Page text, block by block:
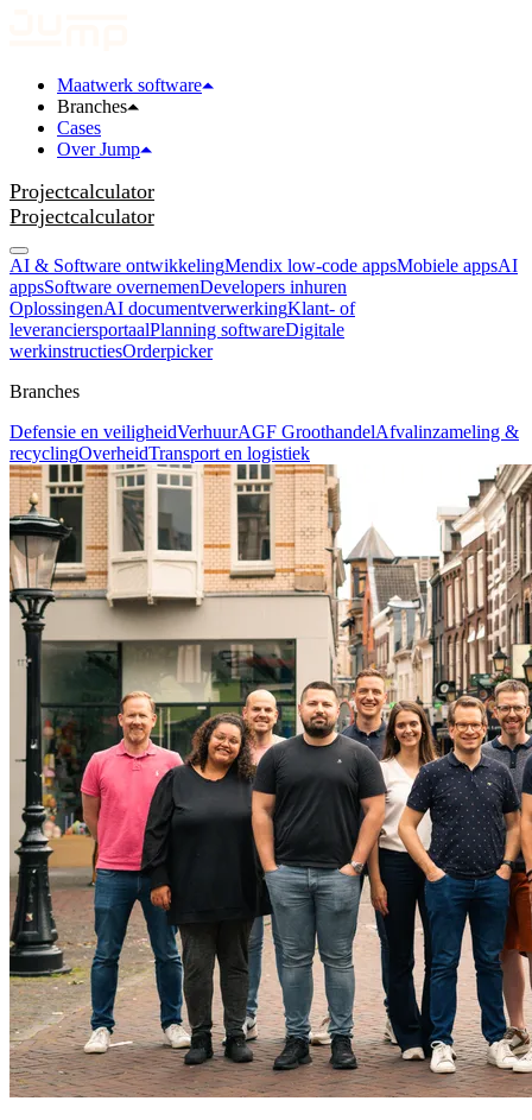
Maatwerk software
Branches
Cases
Over Jump
Projectcalculator
Projectcalculator
AI & Software ontwikkelingMendix low-code appsMobiele appsAI
appsSoftware overnemenDevelopers inhuren
OplossingenAI documentverwerkingKlant- of
leveranciersportaalPlanning softwareDigitale
werkinstructiesOrderpicker
Branches
Defensie en veiligheidVerhuurAGF GroothandelAfvalinzameling &
recyclingOverheidTransport en logistiek